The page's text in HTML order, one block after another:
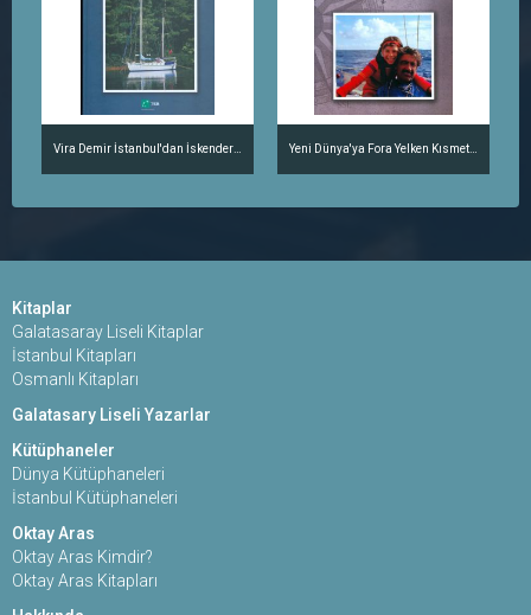
Kitaplar
Galatasaray Liseli Kitaplar
İstanbul Kitapları
Osmanlı Kitapları
Galatasary Liseli Yazarlar
Kütüphaneler
Dünya Kütüphaneleri
İstanbul Kütüphaneleri
Oktay Aras
Oktay Aras Kimdir?
Oktay Aras Kitapları